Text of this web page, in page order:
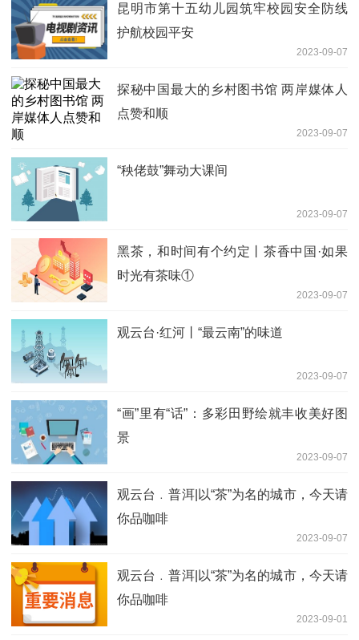
昆明市第十五幼儿园筑牢校园安全防线
护航校园平安
2023-09-07
探秘中国最大的乡村图书馆 两岸媒体人
点赞和顺
2023-09-07
“秧佬鼓”舞动大课间
2023-09-07
黑茶，和时间有个约定丨茶香中国·如果
时光有茶味①
2023-09-07
观云台·红河丨“最云南”的味道
2023-09-07
“画”里有“话”：多彩田野绘就丰收美好图
景
2023-09-07
观云台﹒普洱|以“茶”为名的城市，今天请
你品咖啡
2023-09-07
观云台﹒普洱|以“茶”为名的城市，今天请
你品咖啡
2023-09-01